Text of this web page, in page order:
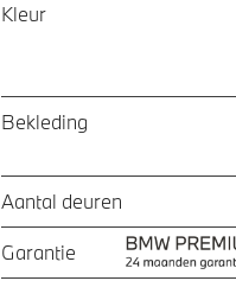
Kleur
Bekleding
Aantal deuren
Garantie